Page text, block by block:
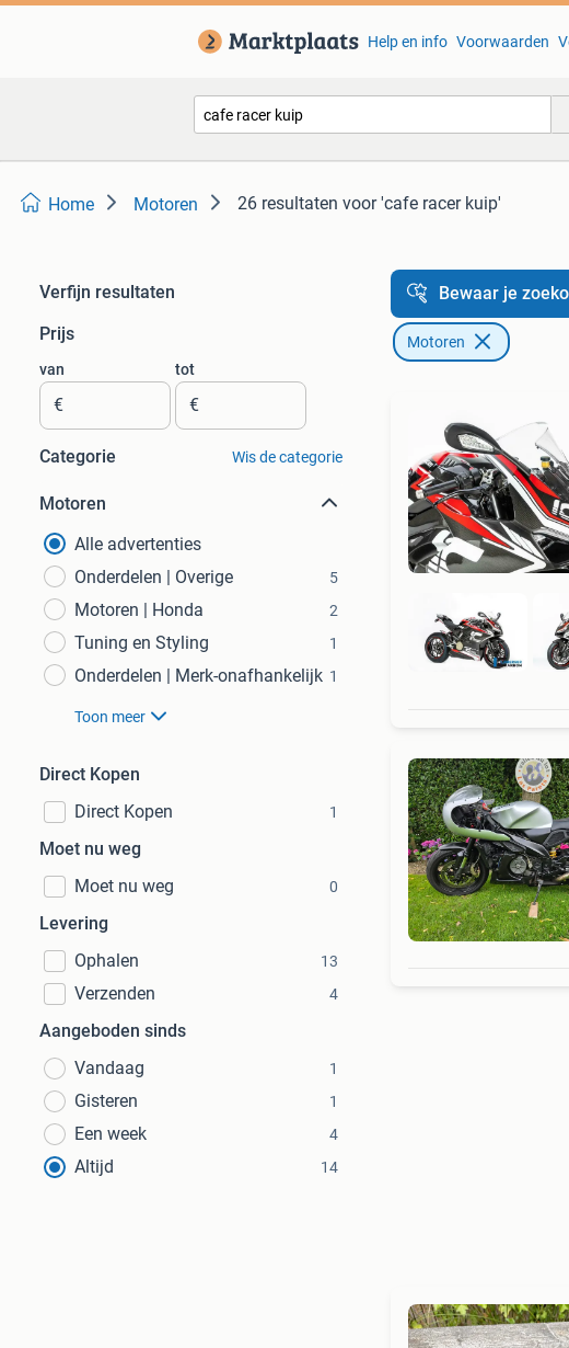
Help en info Voorwaarden
Home Motoren 26 resultaten voor 'cafe racer kuip'
Verfijn resultaten
Prijs
van
€
tot
€
Categorie Wis de categorie
Motoren
Alle advertenties
Onderdelen | Overige
5
Motoren | Honda 2
Tuning en Styling 1
Onderdelen | Merk-onafhankelijk 1
Toon meer
Direct Kopen
Direct Kopen
1
Moet nu weg
Moet nu weg
0
Levering
Ophalen
13
Verzenden 4
Aangeboden sinds
Vandaag
1
Gisteren 1
Een week 4
Altijd 14
Bewaar je
Motoren